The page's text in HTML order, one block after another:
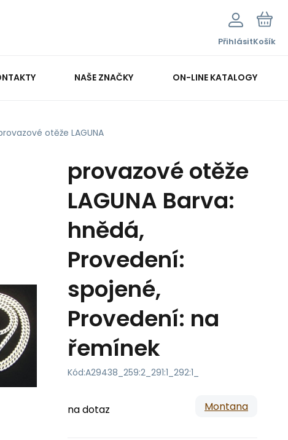
PřihlásitKošík
NAŠE ZNAČKY ON-LINE KATALOGY
otěže LAGUNA
provazové otěže
LAGUNA Barva:
hnědá,
Provedení:
spojené,
Provedení: na
řemínek
Kód:A29438_259:2_291:1_292:1_
na dotaz Montana